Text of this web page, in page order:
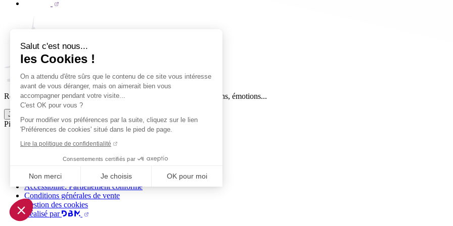
Salut c'est nous...
les Cookies !
On a attendu d'être sûrs que le contenu de ce site vous intéresse
avant de vous déranger, mais on aimerait bien vous
accompagner pendant votre visite...
C'est OK pour vous ?
Pour modifier vos préférences par la suite, cliquez sur le lien
'Préférences de cookies' situé dans le pied de page.
Lire la politique de confidentialité
Consentements certifiés par
Non merci Je choisis OK pour moi
Axeptio consent
Plateforme de Gestion du Consentement : Personnalisez vos Options
Notre plateforme vous permet d'adapter et de gérer vos paramètres de confidentialité, en garantissant la conformité avec
Reçois par email ta dose officielle de Clermont Foot 63 : actus, matchs, émotions...
Je m'inscris à la newsletter
Pied de page (liens légaux)
© 2026 Clermont Foot 63
Mentions légales
Plan du site
Accessibilité: Partiellement conforme
Conditions générales de vente
Gestion des cookies
Réalisé par